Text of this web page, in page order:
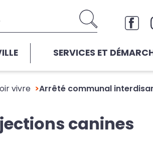
SERVICES ET
vivre Arrêté communal
canines